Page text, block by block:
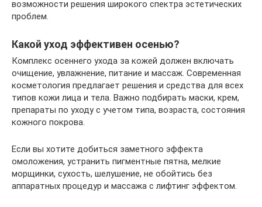
возможности решения широкого спектра эстетических
проблем.
Какой уход эффективен осенью?
Комплекс осеннего ухода за кожей должен включать
очищение, увлажнение, питание и массаж. Современная
косметология предлагает решения и средства для всех
типов кожи лица и тела. Важно подбирать маски, крем,
препараты по уходу с учетом типа, возраста, состояния
кожного покрова.
Если вы хотите добиться заметного эффекта
омоложения, устранить пигментные пятна, мелкие
морщинки, сухость, шелушение, не обойтись без
аппаратных процедур и массажа с лифтинг эффектом.